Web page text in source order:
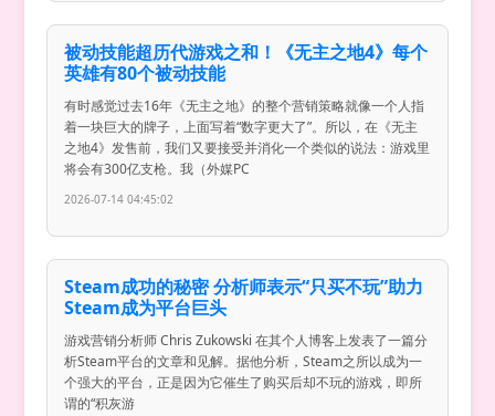
被动技能超历代游戏之和！《无主之地4》每个
英雄有80个被动技能
有时感觉过去16年《无主之地》的整个营销策略就像一个人指
着一块巨大的牌子，上面写着“数字更大了”。所以，在《无主
之地4》发售前，我们又要接受并消化一个类似的说法：游戏里
将会有300亿支枪。我（外媒PC
2026-07-14 04:45:02
Steam成功的秘密 分析师表示“只买不玩”助力
Steam成为平台巨头
游戏营销分析师 Chris Zukowski 在其个人博客上发表了一篇分
析Steam平台的文章和见解。据他分析，Steam之所以成为一
个强大的平台，正是因为它催生了购买后却不玩的游戏，即所
谓的“积灰游